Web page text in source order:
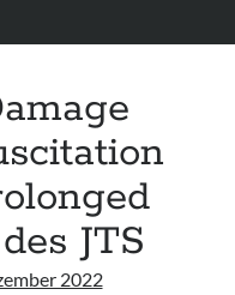
Department“ der IAEM
Adult Patients in the
Departments“ der IFEM
JTS
2022